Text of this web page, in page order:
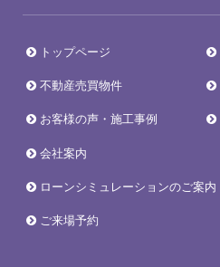
トップページ
不動産売買物件
お客様の声・施工事例
会社案内
ローンシミュレーションのご案内
ご来場予約